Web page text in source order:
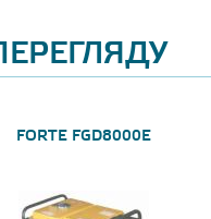
FORTE FGD8000E